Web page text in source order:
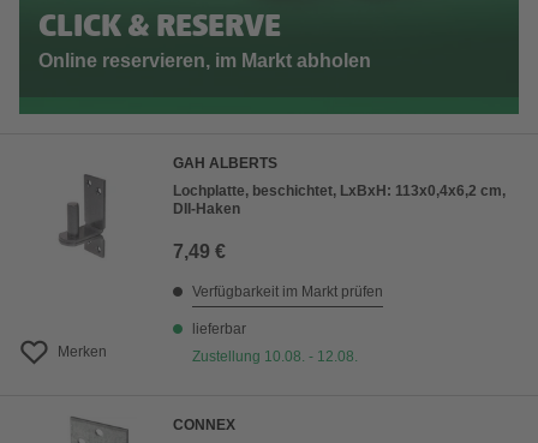
CLICK & RESERVE
Online reservieren, im Markt abholen
Merken
GAH ALBERTS
Lochplatte, beschichtet, LxBxH: 113x0,4x6,2 cm,
DII-Haken
7,49 €
Verfügbarkeit im Markt prüfen
lieferbar
Zustellung 10.08. - 12.08.
CONNEX